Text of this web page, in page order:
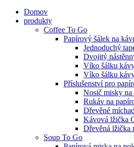
Domov
produkty
Coffee To Go
Papírový šálek na
Jednoduchý
Dvojitý
Víko šálku
Víko šálku
Příslušenství pro
Nosič misky na
Rukáv na
Dřevěné
Kávová lžička
Dřevěná lžička
Soup To Go